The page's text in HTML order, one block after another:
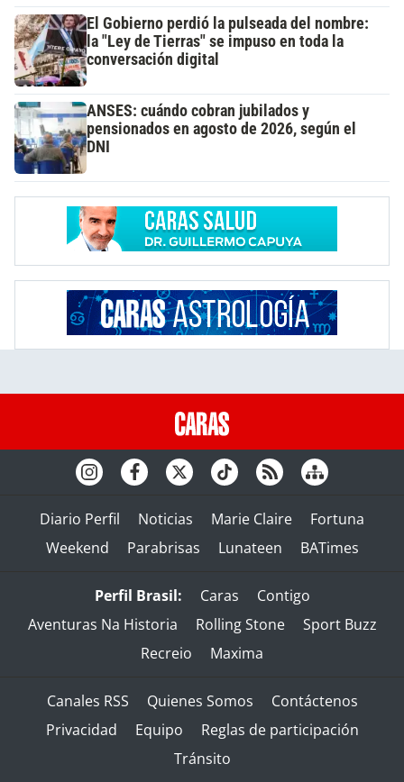
El Gobierno perdió la pulseada del nombre:
la "Ley de Tierras" se impuso en toda la
conversación digital
ANSES: cuándo cobran jubilados y
pensionados en agosto de 2026, según el
DNI
Diario Perfil Noticias Marie Claire
Fortuna
Weekend
Parabrisas Lunateen BATimes
Perfil Brasil: Caras
Contigo
Aventuras Na Historia
Rolling Stone
Sport Buzz
Recreio
Maxima
Canales RSS Quienes Somos
Contáctenos
Privacidad
Equipo
Reglas de participación
Tránsito